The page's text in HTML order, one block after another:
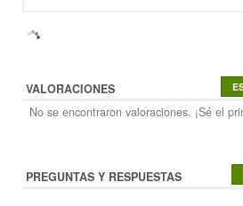
VALORACIONES
No se encontraron valoraciones. ¡Sé el
PREGUNTAS Y RESPUESTAS